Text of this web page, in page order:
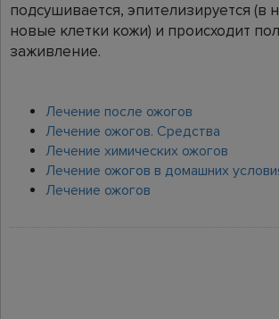
подсушивается, эпителизируется (в
новые клетки кожи) и происходит
заживление.
Лечение после ожогов
Лечение ожогов. Средства
Лечение химических ожогов
Лечение ожогов в домашних
Лечение ожогов